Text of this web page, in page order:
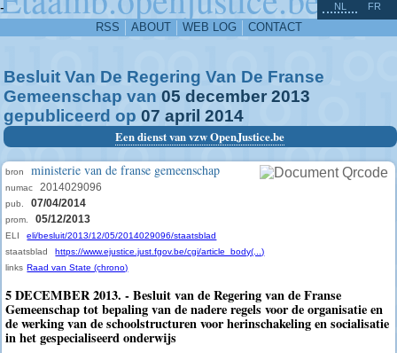
-
RSS ABOUT WEB LOG CONTACT
NL FR
Besluit Van De Regering Van De Franse
Gemeenschap van 05 december 2013
gepubliceerd op 07 april 2014
Een dienst van vzw OpenJustice.be
bron ministerie van de franse gemeenschap
numac 2014029096
pub. 07/04/2014
prom. 05/12/2013
ELI
eli/besluit/2013/12/05/2014029096/staatsblad
staatsblad
https://www.ejustice.just.fgov.be/cgi/article_body(...)
links Raad van State (chrono)
5 DECEMBER 2013. - Besluit van de Regering van de Franse
Gemeenschap tot bepaling van de nadere regels voor de organisatie en
de werking van de schoolstructuren voor herinschakeling en socialisatie
in het gespecialiseerd onderwijs
^